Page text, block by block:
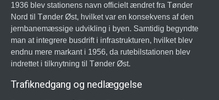
1936 blev stationens navn officielt ændret fra Tønder
Nord til Tønder Øst, hvilket var en konsekvens af den
jernbanemæssige udvikling i byen. Samtidig begyndte
man at integrere busdrift i infrastrukturen, hvilket blev
endnu mere markant i 1956, da rutebilstationen blev
indrettet i tilknytning til Tønder Øst.
Trafiknedgang og nedlæggelse